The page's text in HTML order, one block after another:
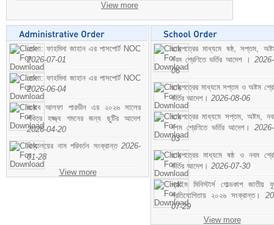
View more
মোসা: ফাহমিদা জাহান এর পাসপোর্ট NOC
2026-07-01
মোসা: ফাহমিদা জাহান এর পাসপোর্ট NOC
2026-06-04
জনাব আলফা পারভীন এর ২০২৬ সালের
পবিত্র হজ্জ্ব গমনের জন্য ছুটির আদেশ
2026-04-20
বিদ্যালয়ের নাম পরিবর্তন সংক্রান্ত 2026-
01-28
View more
ছাড়পত্রের মাধ্যমে ষষ্ঠ, সপ্তম,
নবম শ্রেণিতে ভর্তির আদেশ ।
06
ছাড়পত্রের মাধ্যমে সপ্তম ও অষ্টম
ভর্তির আদেশ। 2026-08-06
ছাড়পত্রের মাধ্যমে সপ্তম, অষ্টম,
দশম শ্রেণিতে ভর্তির আদেশ।
03
ছাড়পত্রের মাধ্যমে ষষ্ঠ ও নবম
ভর্তির আদেশ। 2026-07-30
প্রাইম মিনিস্টার্স গোল্ডকাপ জাতীয়
প্রতিযোগিতায় ২০২৬ সংক্রান্ত।
07-29
View more